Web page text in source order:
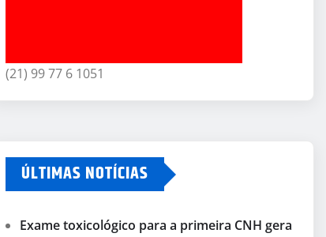
(21) 99 77 6 1051
ÚLTIMAS NOTÍCIAS
Exame toxicológico para a primeira CNH gera